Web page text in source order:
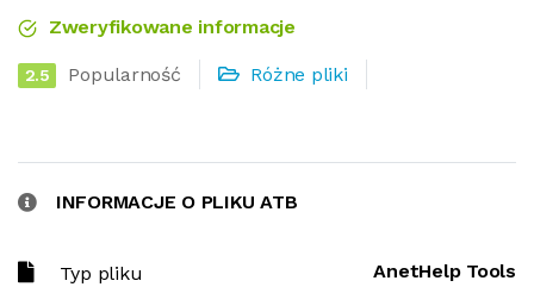
Zweryfikowane informacje
2.5 Popularność Różne pliki
INFORMACJE O PLIKU ATB
Typ pliku AnetHelp Tools